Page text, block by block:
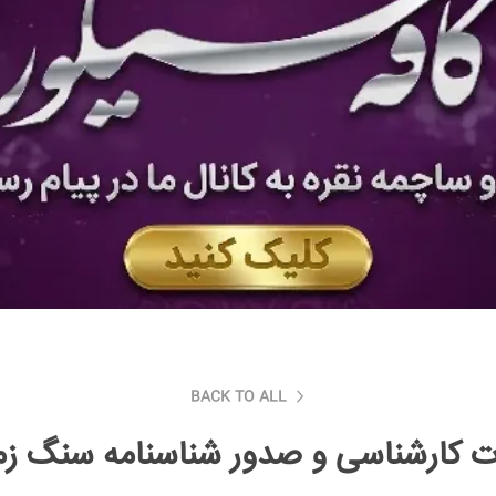
BACK TO ALL
کارشناسی و صدور شناسنامه سنگ